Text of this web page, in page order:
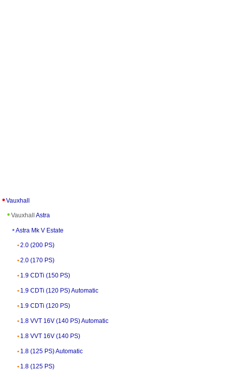
Vauxhall
Vauxhall Astra
Astra Mk V Estate
2.0 (200 PS)
2.0 (170 PS)
1.9 CDTi (150 PS)
1.9 CDTi (120 PS) Automatic
1.9 CDTi (120 PS)
1.8 VVT 16V (140 PS) Automatic
1.8 VVT 16V (140 PS)
1.8 (125 PS) Automatic
1.8 (125 PS)